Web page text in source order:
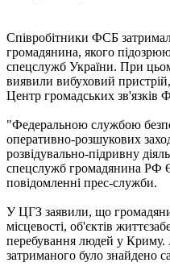
Співробітники ФСБ
громадянина, якого
спецслужб України. При
виявили вибуховий
Центр громадських зв'язків
"Федеральною службою
оперативно-розшукових
розвідувально-підривну
спецслужб громадянина РФ
повідомленні прес-служби.
У ЦГЗ заявили, що
місцевості, об'єктів
перебування людей у Криму.
затриманого було знайдено